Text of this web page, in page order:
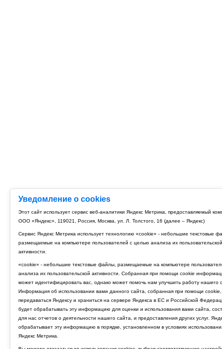
Уведомление о cookies
Этот сайт использует сервис веб-аналитики Яндекс Метрика, предоставляемый
ООО «Яндекс», 119021, Россия, Москва, ул. Л. Толстого, 16 (далее – Яндекс)
Сервис Яндекс Метрика использует технологию «cookie» - небольшие текстовые
размещаемые на компьютере пользователей с целью анализа их пользовательской
активности.
«cookie» - небольшие текстовые файлы, размещаемые на компьютере
анализа их пользовательской активности. Собранная при помощи cookie
может идентифицировать вас, однако может помочь нам улучшить работу нашего
Информация об использовании вами данного сайта, собранная при помощи cookie,
передаваться Яндексу и храниться на сервере Яндекса в ЕС и Российской
будет обрабатывать эту информацию для оценки и использования вами сайта,
для нас отчетов о деятельности нашего сайта, и предоставления других услуг.
обрабатывает эту информацию в порядке, установленном в условиях
Яндекс Метрика.